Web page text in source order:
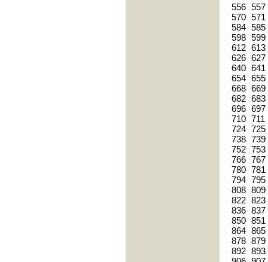
556 557
570 571
584 585
598 599
612 613
626 627
640 641
654 655
668 669
682 683
696 697
710 711
724 725
738 739
752 753
766 767
780 781
794 795
808 809
822 823
836 837
850 851
864 865
878 879
892 893